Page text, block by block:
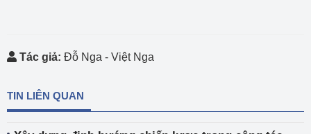
Tác giả: Đỗ Nga - Việt Nga
TIN LIÊN QUAN